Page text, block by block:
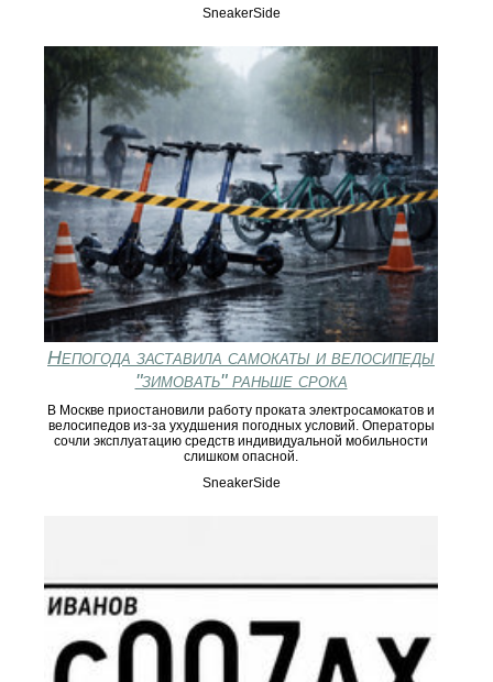
SneakerSide
Непогода заставила самокаты и велосипеды
"зимовать" раньше срока
В Москве приостановили работу проката электросамокатов и
велосипедов из-за ухудшения погодных условий. Операторы
сочли эксплуатацию средств индивидуальной мобильности
слишком опасной.
SneakerSide